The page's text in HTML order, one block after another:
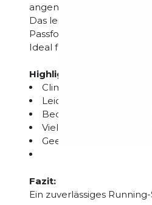
angenehmes
Das leichte Material
Passform ermöglicht
Ideal für Damen und
Highlights:
Climacool-Technologie
Leichtes und
Bequeme Passform
Vielseitig einsetzbar
Geeignet für Damen
Fazit:
Ein zuverlässiges